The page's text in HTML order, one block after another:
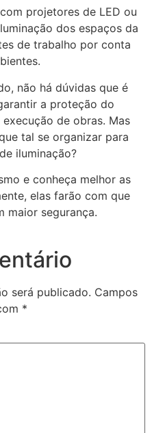
projetores de LED ou
dos espaços da
de trabalho por conta
não há dúvidas que é
a proteção do
de obras. Mas
tal se organizar para
iluminação?
e conheça melhor as
elas farão com que
maior segurança.
será publicado. Campos
*